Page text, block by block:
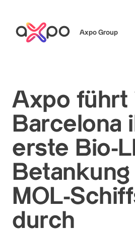
Axpo Group
Axpo führt
Barcelona
erste Bio-
MOL-
durch